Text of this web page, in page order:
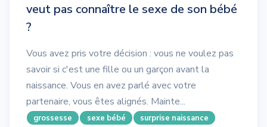
veut pas connaître le sexe de son bébé
?
Vous avez pris votre décision : vous ne voulez pas
savoir si c'est une fille ou un garçon avant la
naissance. Vous en avez parlé avec votre
partenaire, vous êtes alignés. Mainte...
grossesse sexe bébé
surprise naissance